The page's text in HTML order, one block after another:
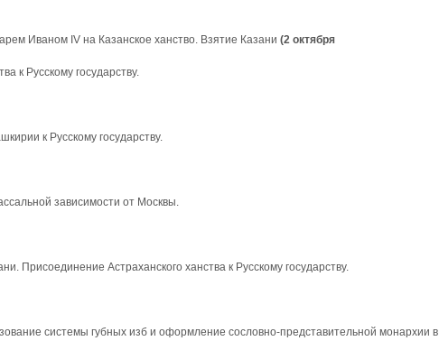
Иваном IV на Казанское ханство. Взятие Казани (2 октября
к Русскому государству.
к Русскому государству.
зависимости от Москвы.
Присоединение Астраханского ханства к Русскому государству.
системы губных изб и оформление сословно-представительной монархии в